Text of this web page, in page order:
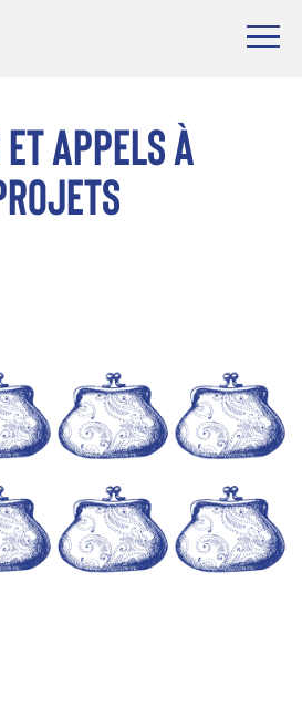
et appels à